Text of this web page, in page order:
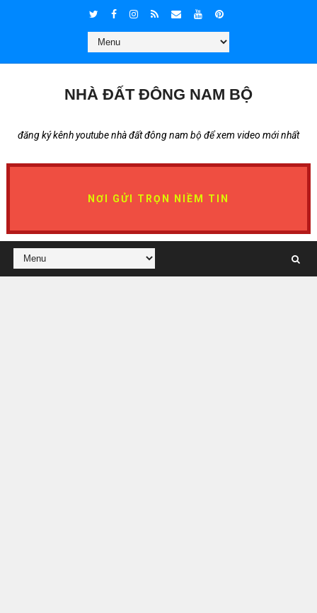
NHÀ ĐẤT ĐÔNG NAM BỘ
đăng ký kênh youtube nhà đất đông nam bộ để xem video mới nhất
NƠI GỬI TRỌN NIỀM TIN